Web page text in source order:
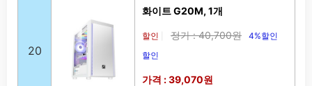
20
화이트 G20M, 1개
할인 정가 : 40,700원
4%할인
할인
가격 : 39,070원